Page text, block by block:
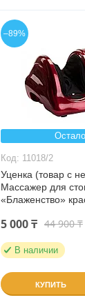
–89%
11018/2
Уценка (товар с
Массажер для
«Блаженство»
5 000 ₸ 44 900 ₸
В наличии
КУПИТЬ